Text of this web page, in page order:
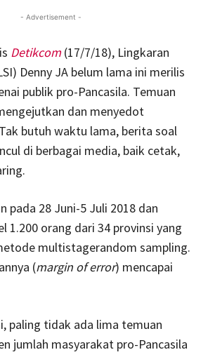
- Advertisement -
Detikcom (17/7/18), Lingkaran
Denny JA belum lama ini merilis
publik pro-Pancasila. Temuan
dan menyedot
butuh waktu lama, berita soal
di berbagai media, baik cetak,
pada 28 Juni-5 Juli 2018 dan
1.200 orang dari 34 provinsi yang
multistagerandom sampling.
(margin of error) mencapai
paling tidak ada lima temuan
jumlah masyarakat pro-Pancasila